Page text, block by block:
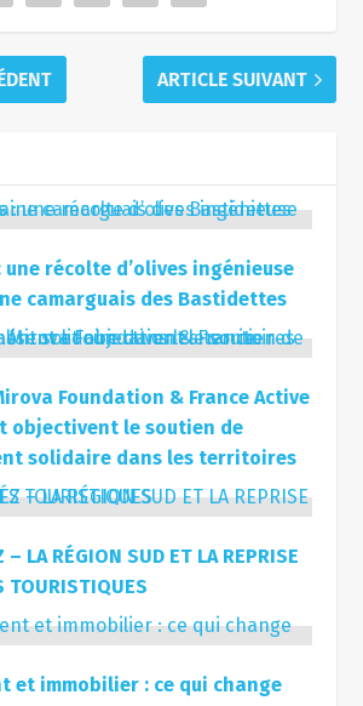
ARTICLE SUIVANT
une récolte d’olives ingénieuse
camarguais des Bastidettes
Foundation & France Active
objectivent le soutien de
solidaire dans les territoires
– LA RÉGION SUD ET LA REPRISE
TOURISTIQUES
et immobilier : ce qui change